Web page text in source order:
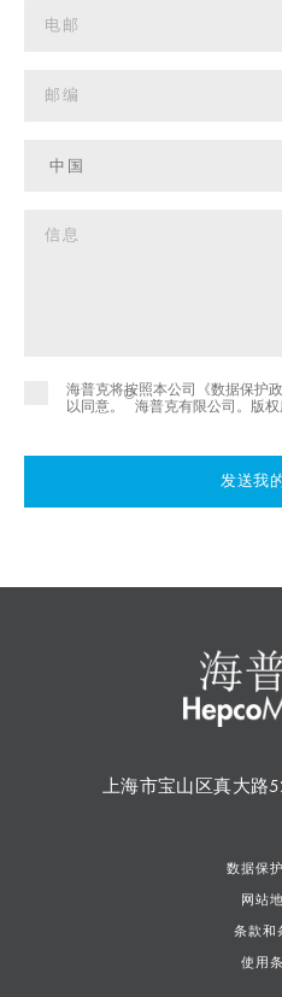
海普克将按照本公司《数据保护
以同意。
©
海普克有限公司。版权
发送我
上海市宝山区真大路
数据保
网站
条款和
使用